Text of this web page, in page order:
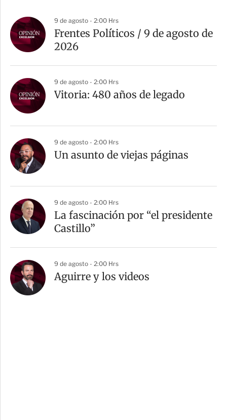
9 de agosto - 2:00 Hrs
Frentes Políticos / 9 de agosto de
2026
9 de agosto - 2:00 Hrs
Vitoria: 480 años de legado
9 de agosto - 2:00 Hrs
Un asunto de viejas páginas
9 de agosto - 2:00 Hrs
La fascinación por “el presidente
Castillo”
9 de agosto - 2:00 Hrs
Aguirre y los videos